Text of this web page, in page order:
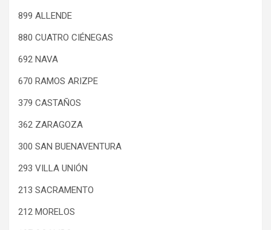
899 ALLENDE
880 CUATRO CIÉNEGAS
692 NAVA
670 RAMOS ARIZPE
379 CASTAÑOS
362 ZARAGOZA
300 SAN BUENAVENTURA
293 VILLA UNIÓN
213 SACRAMENTO
212 MORELOS